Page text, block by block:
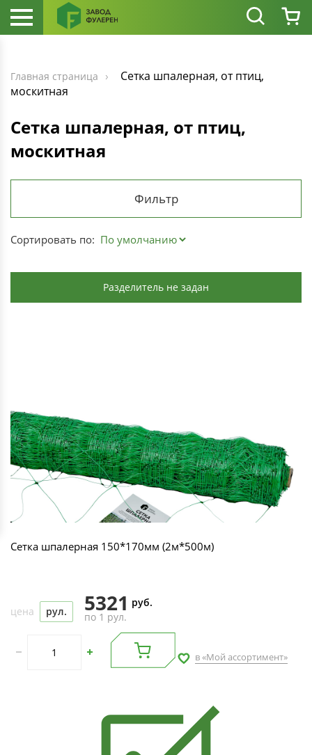
Главная страница
Сетка шпалерная, от птиц,
москитная
Сетка шпалерная, от птиц,
москитная
Фильтр
Сортировать по:
Разделитель не задан
Сетка шпалерная 150*170мм (2м*500м)
цена рул. 5321 руб.
по 1 рул.
в «Мой ассортимент»